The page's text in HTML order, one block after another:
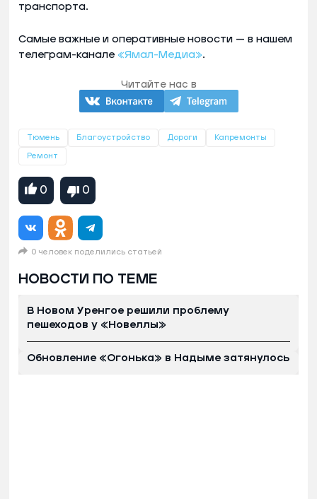
транспорта.
Самые важные и оперативные новости — в нашем
телеграм-канале «Ямал-Медиа».
Читайте нас в
Тюмень Благоустройство Дороги Капремонты
Ремонт
0 0
0 человек поделились статьей
НОВОСТИ ПО ТЕМЕ
В Новом Уренгое решили проблему
пешеходов у «Новеллы»
Обновление «Огонька» в Надыме затянулось